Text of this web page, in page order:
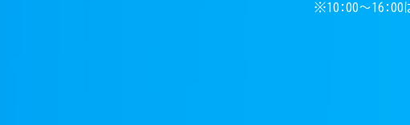
※10:00〜16:00